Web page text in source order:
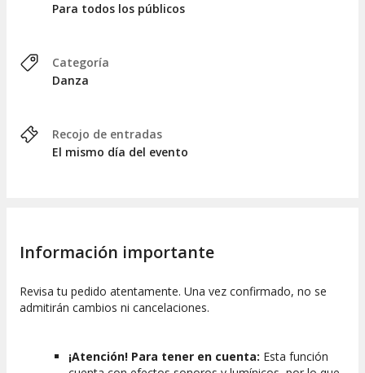
Para todos los públicos
Categoría
Danza
Recojo de entradas
El mismo día del evento
Información importante
Revisa tu pedido atentamente. Una vez confirmado, no se
admitirán cambios ni cancelaciones.
¡Atención! Para tener en cuenta: Esta función